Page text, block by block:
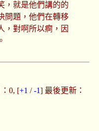
，就是他們講的的
問題，他們在轉移
，對啊所以痾，因
0, [+1 /-1] 最後更新：